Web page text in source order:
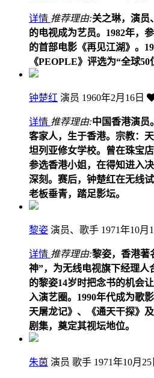
详情 推荐理由:关之琳，演员
的电视成为艺员。1982年，
的首部电影《再见江湖》。
《PEOPLE》评选为“全球50
钟楚红 演员 1960年2月16日
详情 推荐理由:中国香港演员
客家人，生于香港。宗教：
坦列亚修女学校。曾在珠宝
参选香港小姐，在得知进入
深刻。赛后，钟楚红在无线
老板垂青，踏足影坛。
黎姿 演员、歌手 1971年10月
详情 推荐理由:黎姿，香港著
神”，为无线电视旗下经理人
的黎姿14岁时把念书的机会
入演艺圈。1990年代成为歌
天屠龙记》、《通天干探》
剧集，奠定其视坛地位。
朱茵 演员 歌手 1971年10月25